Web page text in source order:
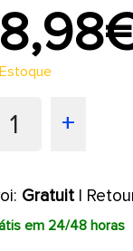
1 +
Gratuit|
em 24/48 horas